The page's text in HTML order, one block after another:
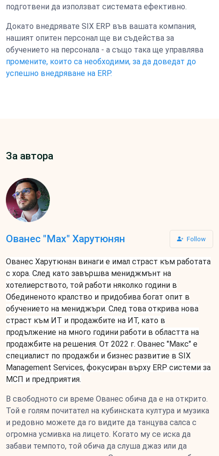
подготвени да използват системата ефективно.
Докато внедрявате SIX ERP във вашата компания,
нашият опитен персонал ще ви съдейства за
обучението на персонала - а също така ще управлява
промените, които са необходими, за да доведат до
успешно внедряване на ERP.
За автора
Ованес "Max" Харутюнян Follow
Ованес Харутюнан винаги е имал страст към работата
с хора. След като завършва мениджмънт на
хотелиерството, той работи няколко години в
Обединеното кралство и придобива богат опит в
обучението на мениджъри. След това открива нова
страст към ИТ и продажбите на ИТ, като в
продължение на много години работи в областта на
продажбите на решения. От 2022 г. Ованес "Макс" е
специалист по продажби и бизнес развитие в SIX
Management Services, фокусиран върху ERP системи за
МСП и предприятия.
В свободното си време Ованес обича да е на открито.
Той е голям почитател на кубинската култура и музика
и редовно можете да го видите да танцува салса с
огромна усмивка на лицето. Когато му се иска да
забави темпото, той обича да слуша джаз или да